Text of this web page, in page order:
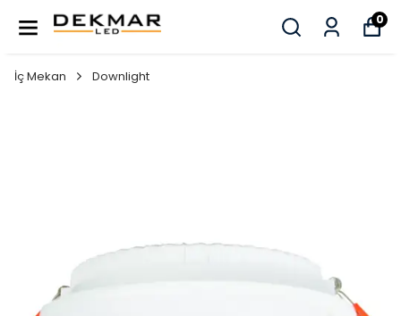
0
İç Mekan Downlight